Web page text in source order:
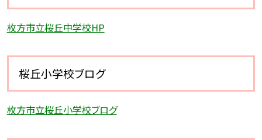
枚方市立桜丘中学校HP
桜丘小学校ブログ
枚方市立桜丘小学校ブログ